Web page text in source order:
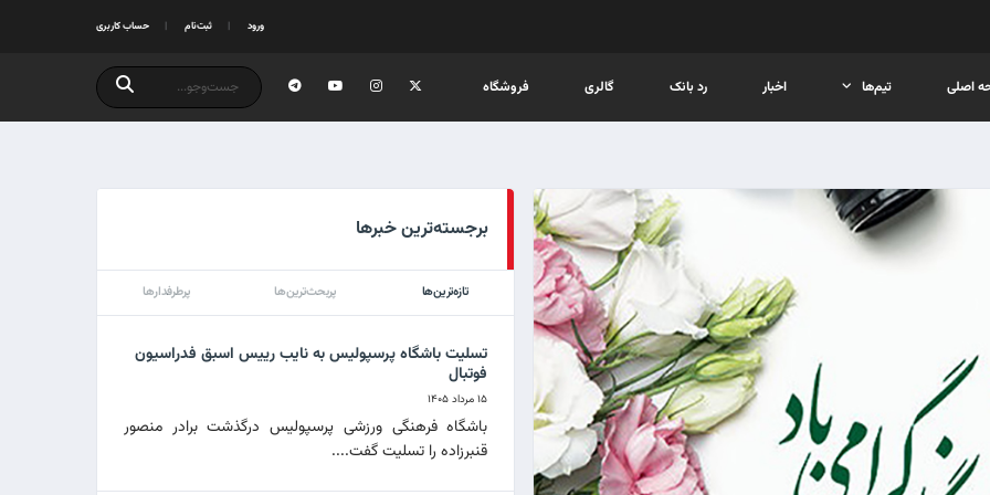
ورود ثبت‌نام حساب کاربری
اصلی تیم‌ها اخبار رد بانک گالری فروشگاه
برجسته‌ترین خبرها
تازه‌ترین‌ها پربحث‌ترین‌ها پرطرفدارها
تسلیت باشگاه پرسپولیس به نایب رییس اسبق فدراسیون
فوتبال
۱۵ مرداد ۱۴۰۵
باشگاه فرهنگی ورزشی پرسپولیس درگذشت برادر منصور
قنبرزاده را تسلیت گفت....